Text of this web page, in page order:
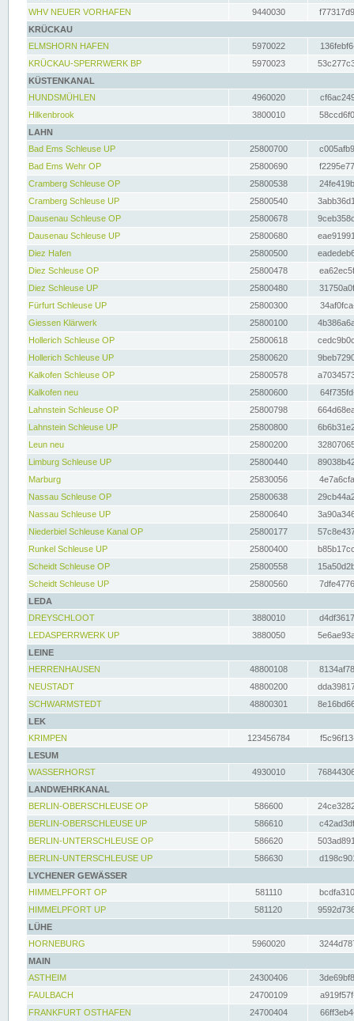
WHV NEUER VORHAFEN
9440030
KRÜCKAU
ELMSHORN HAFEN
5970022
KRÜCKAU-SPERRWERK BP
5970023
KÜSTENKANAL
HUNDSMÜHLEN
4960020
Hilkenbrook
3800010
LAHN
Bad Ems Schleuse UP
25800700
Bad Ems Wehr OP
25800690
Cramberg Schleuse OP
25800538
Cramberg Schleuse UP
25800540
Dausenau Schleuse OP
25800678
Dausenau Schleuse UP
25800680
Diez Hafen
25800500
Diez Schleuse OP
25800478
Diez Schleuse UP
25800480
Fürfurt Schleuse UP
25800300
Giessen Klärwerk
25800100
Hollerich Schleuse OP
25800618
Hollerich Schleuse UP
25800620
Kalkofen Schleuse OP
25800578
Kalkofen neu
25800600
Lahnstein Schleuse OP
25800798
Lahnstein Schleuse UP
25800800
Leun neu
25800200
Limburg Schleuse UP
25800440
Marburg
25830056
Nassau Schleuse OP
25800638
Nassau Schleuse UP
25800640
Niederbiel Schleuse Kanal OP
25800177
Runkel Schleuse UP
25800400
Scheidt Schleuse OP
25800558
Scheidt Schleuse UP
25800560
LEDA
DREYSCHLOOT
3880010
LEDASPERRWERK UP
3880050
LEINE
HERRENHAUSEN
48800108
NEUSTADT
48800200
SCHWARMSTEDT
48800301
LEK
KRIMPEN
123456784
LESUM
WASSERHORST
4930010
LANDWEHRKANAL
BERLIN-OBERSCHLEUSE OP
586600
BERLIN-OBERSCHLEUSE UP
586610
BERLIN-UNTERSCHLEUSE OP
586620
BERLIN-UNTERSCHLEUSE UP
586630
LYCHENER GEWÄSSER
HIMMELPFORT OP
581110
HIMMELPFORT UP
581120
LÜHE
HORNEBURG
5960020
MAIN
ASTHEIM
24300406
FAULBACH
24700109
FRANKFURT OSTHAFEN
24700404